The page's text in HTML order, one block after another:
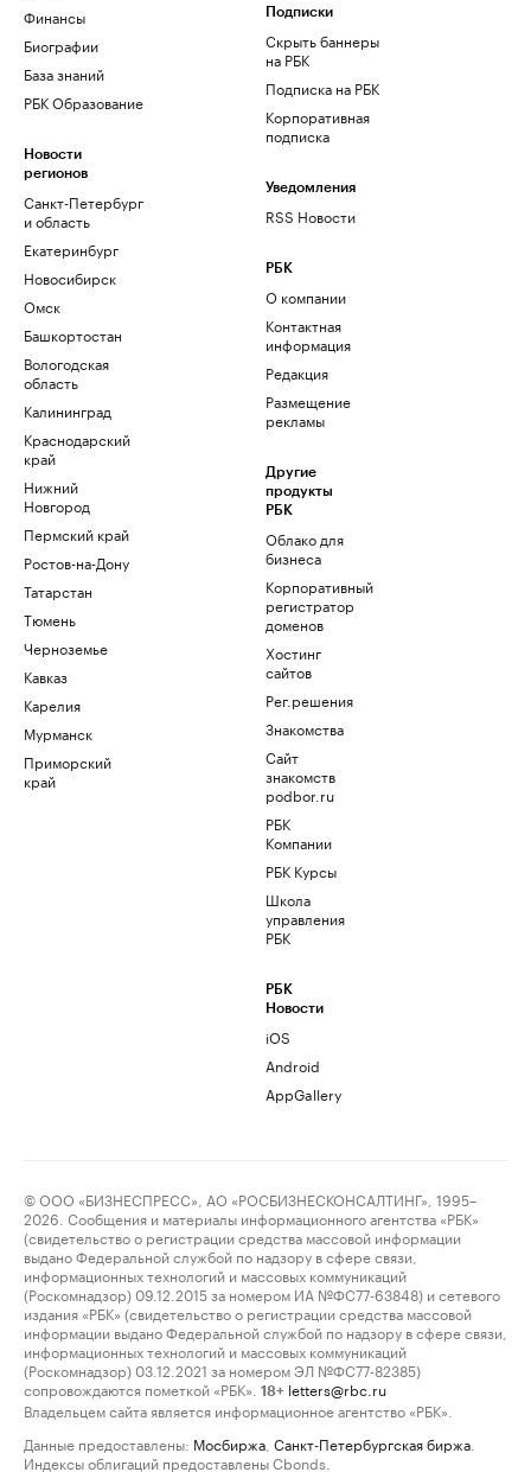
Финансы
Биографии
База знаний
РБК Образование
Новости
регионов
Санкт-Петербург
и область
Екатеринбург
Новосибирск
Омск
Башкортостан
Вологодская
область
Калининград
Краснодарский
край
Нижний
Новгород
Пермский край
Ростов-на-Дону
Татарстан
Тюмень
Черноземье
Кавказ
Карелия
Мурманск
Приморский
край
Подписки
Скрыть баннеры
на РБК
Подписка на РБК
Корпоративная
подписка
Уведомления
RSS Новости
РБК
О компании
Контактная
информация
Редакция
Размещение
рекламы
Другие
продукты
РБК
Облако для
бизнеса
Корпоративный
регистратор
доменов
Хостинг
сайтов
Рег.решения
Знакомства
Сайт
знакомств
podbor.ru
РБК
Компании
РБК Курсы
Школа
управления
РБК
РБК
Новости
iOS
Android
AppGallery
© ООО «БИЗНЕСПРЕСС», АО «РОСБИЗНЕСКОНСАЛТИНГ», 1995–
2026. Сообщения и материалы информационного агентства «РБК»
(свидетельство о регистрации средства массовой информации
выдано Федеральной службой по надзору в сфере связи,
информационных технологий и массовых коммуникаций
(Роскомнадзор) 09.12.2015 за номером ИА №ФС77-63848) и сетевого
издания «РБК» (свидетельство о регистрации средства массовой
информации выдано Федеральной службой по надзору в сфере связи,
информационных технологий и массовых коммуникаций
(Роскомнадзор) 03.12.2021 за номером ЭЛ №ФС77-82385)
сопровождаются пометкой «РБК».
18+ letters@rbc.ru
Владельцем сайта является информационное агентство «РБК».
Данные предоставлены: Мосбиржа Санкт-Петербургская биржа
Индексы облигаций предоставлены Cbonds.